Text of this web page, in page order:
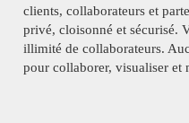
clients, collaborateurs et
privé, cloisonné et sécurisé.
illimité de collaborateurs.
pour collaborer, visualiser et